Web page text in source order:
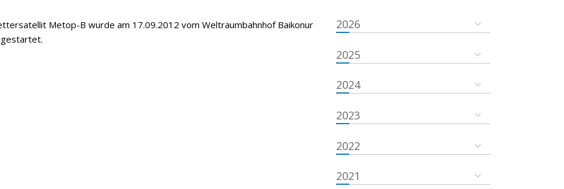
Metop-B wurde am 17.09.2012 vom Weltraumbahnhof Baikonur
gestartet.
2026
2025
2024
2023
2022
2021